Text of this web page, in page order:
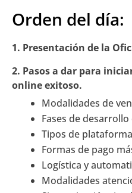
Orden del día:
1. Presentación de la
2. Pasos a dar para
online exitoso.
Modalidades de
Fases de
Tipos de
Formas de pago
Logística y
Modalidades